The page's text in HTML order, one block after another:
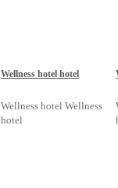
Wellness hotel hotel
Wellness hotel Wellness
hotel